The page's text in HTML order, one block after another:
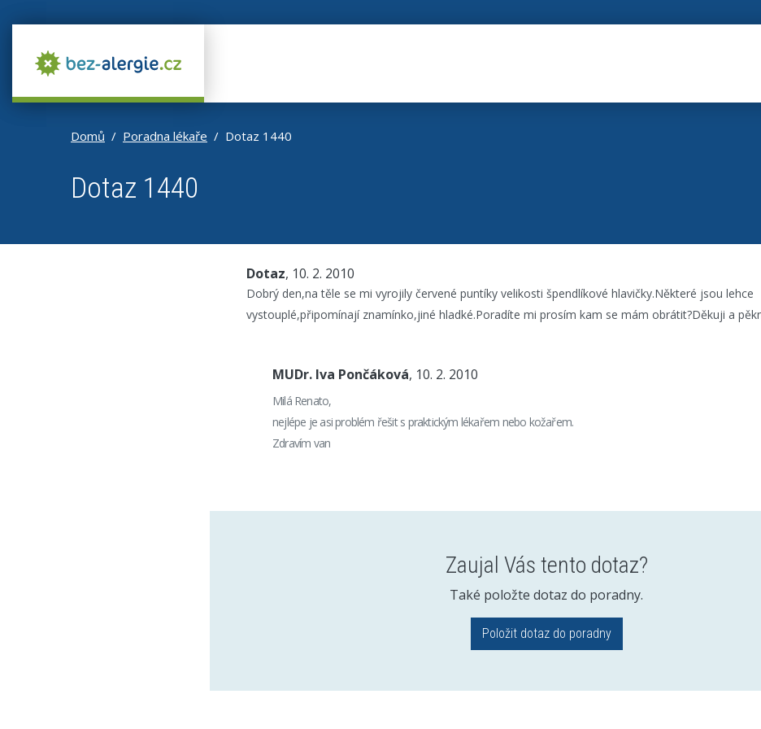
Domů Poradna lékaře Dotaz 1440
Dotaz 1440
Dotaz, 10. 2. 2010
Dobrý den,na těle se mi vyrojily červené puntíky velikosti špendlíkové hlavičky.Některé jsou lehce
vystouplé,připomínají znamínko,jiné hladké.Poradíte mi prosím kam se mám obrátit?Děkuji a
MUDr. Iva Pončáková, 10. 2. 2010
Milá Renato,
nejlépe je asi problém řešit s praktickým lékařem nebo kožařem.
Zdravím van
Zaujal Vás tento dotaz?
Také položte dotaz do poradny.
Položit dotaz do poradny